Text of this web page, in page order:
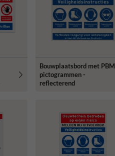
Bouwplaatsbord met PBM
pictogrammen -
reflecterend